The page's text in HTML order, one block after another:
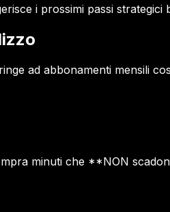
i prossimi passi
ad abbonamenti mensili
minuti che **NON